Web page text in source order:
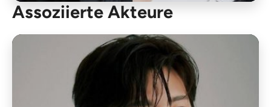
Assoziierte Akteure